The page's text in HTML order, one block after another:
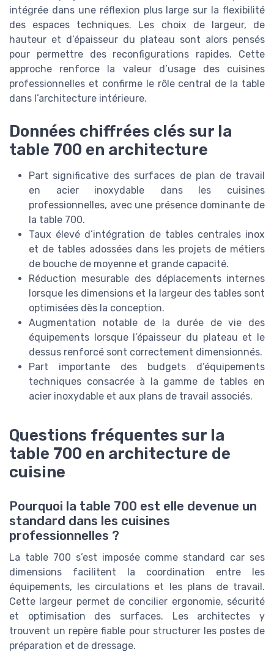
intégrée dans une réflexion plus large sur la flexibilité
des espaces techniques. Les choix de largeur, de
hauteur et d’épaisseur du plateau sont alors pensés
pour permettre des reconfigurations rapides. Cette
approche renforce la valeur d’usage des cuisines
professionnelles et confirme le rôle central de la table
dans l’architecture intérieure.
Données chiffrées clés sur la
table 700 en architecture
Part significative des surfaces de plan de travail
en acier inoxydable dans les cuisines
professionnelles, avec une présence dominante de
la table 700.
Taux élevé d’intégration de tables centrales inox
et de tables adossées dans les projets de métiers
de bouche de moyenne et grande capacité.
Réduction mesurable des déplacements internes
lorsque les dimensions et la largeur des tables sont
optimisées dès la conception.
Augmentation notable de la durée de vie des
équipements lorsque l’épaisseur du plateau et le
dessus renforcé sont correctement dimensionnés.
Part importante des budgets d’équipements
techniques consacrée à la gamme de tables en
acier inoxydable et aux plans de travail associés.
Questions fréquentes sur la
table 700 en architecture de
cuisine
Pourquoi la table 700 est elle devenue un
standard dans les cuisines
professionnelles ?
La table 700 s’est imposée comme standard car ses
dimensions facilitent la coordination entre les
équipements, les circulations et les plans de travail.
Cette largeur permet de concilier ergonomie, sécurité
et optimisation des surfaces. Les architectes y
trouvent un repère fiable pour structurer les postes de
préparation et de dressage.